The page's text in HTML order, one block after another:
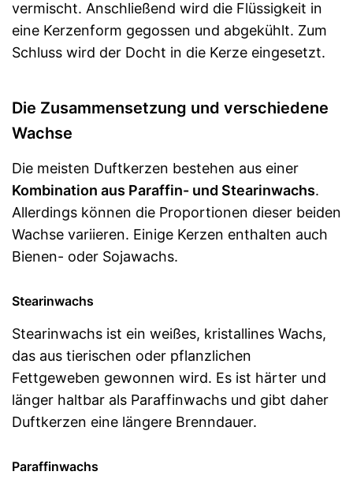
vermischt. Anschließend wird die Flüssigkeit in
eine Kerzenform gegossen und abgekühlt. Zum
Schluss wird der Docht in die Kerze eingesetzt.
Die Zusammensetzung und verschiedene
Wachse
Die meisten Duftkerzen bestehen aus einer
Kombination aus Paraffin- und Stearinwachs.
Allerdings können die Proportionen dieser beiden
Wachse variieren. Einige Kerzen enthalten auch
Bienen- oder Sojawachs.
Stearinwachs
Stearinwachs ist ein weißes, kristallines Wachs,
das aus tierischen oder pflanzlichen
Fettgeweben gewonnen wird. Es ist härter und
länger haltbar als Paraffinwachs und gibt daher
Duftkerzen eine längere Brenndauer.
Paraffinwachs